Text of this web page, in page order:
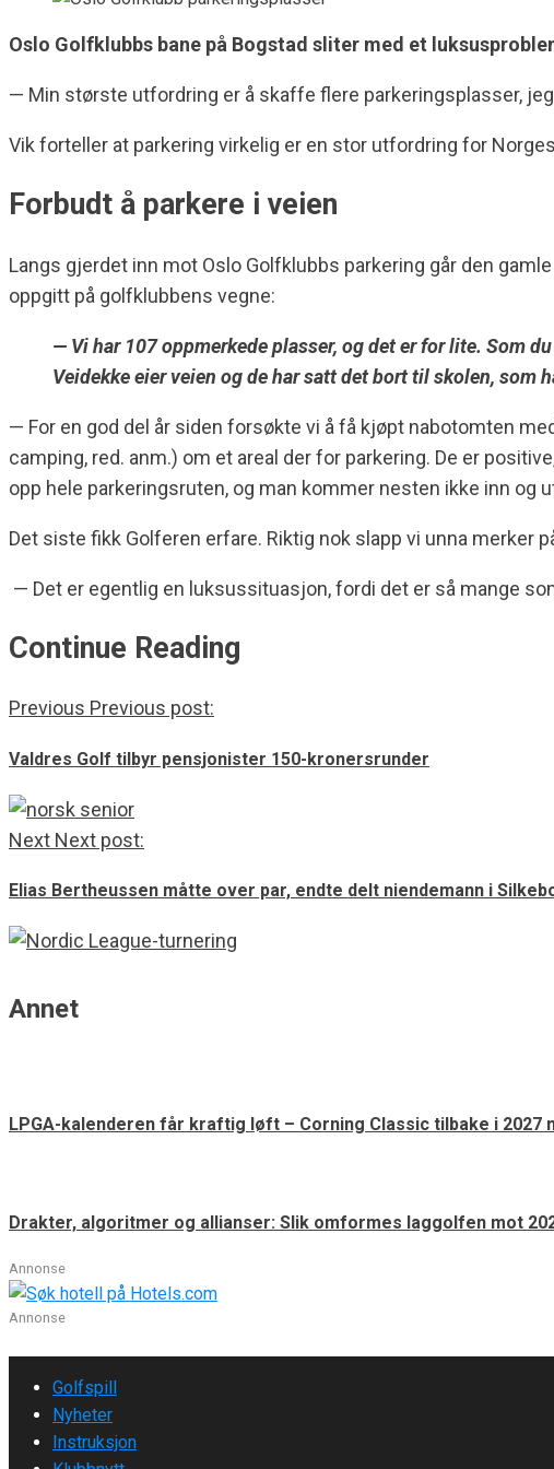
Oslo Golfklubbs bane på Bogstad sliter med et
— Min største utfordring er å skaffe flere parkeringsplasser,
Vik forteller at parkering virkelig er en stor utfordring for
Forbudt å parkere i veien
Langs gjerdet inn mot Oslo Golfklubbs parkering går den
oppgitt på golfklubbens vegne:
— Vi har 107 oppmerkede plasser, og det er for lite. Som
Veidekke eier veien og de har satt det bort til skolen, som
— For en god del år siden forsøkte vi å få kjøpt nabotomten
camping, red. anm.) om et areal der for parkering. De er
opp hele parkeringsruten, og man kommer nesten ikke inn og
Det siste fikk Golferen erfare. Riktig nok slapp vi unna merker
— Det er egentlig en luksussituasjon, fordi det er så mange
Continue Reading
Previous Previous post:
Valdres Golf tilbyr pensjonister 150-kronersrunder
Next Next post:
Elias Bertheussen måtte over par, endte delt niendemann i
Annet
LPGA-kalenderen får kraftig løft – Corning Classic tilbake i
Drakter, algoritmer og allianser: Slik omformes laggolfen mot
Annonse
Annonse
Golfspill
Nyheter
Instruksjon